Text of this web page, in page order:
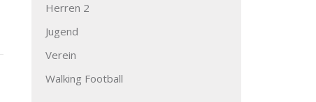
Herren 2
Jugend
Verein
Walking Football